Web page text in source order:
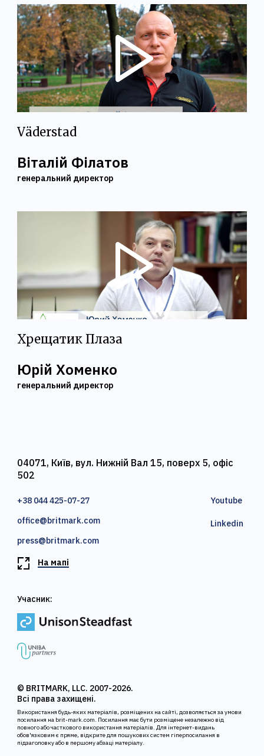
Väderstad
Віталій Філатов
генеральний директор
Хрещатик Плаза
Юрій Хоменко
генеральний директор
04071, Київ, вул. Нижній Вал 15, поверх 5, офіс
502
+38 044 425-07-27
office@britmark.com
press@britmark.com
Youtube
Linkedin
На мапі
© BRITMARK, LLC. 2007-2026.
Всі права захищені.
Використання будь-яких матеріалів, розміщених на сайті, дозволяється за умови
посилання на brit-mark.com. Посилання має бути розміщене незалежно від
повного або часткового використання матеріалів. Для інтернет-видань
обов'язковим є пряме, відкрите для пошукових систем гіперпосилання в
підзаголовку або в першому абзаці матеріалу.
Учасник: